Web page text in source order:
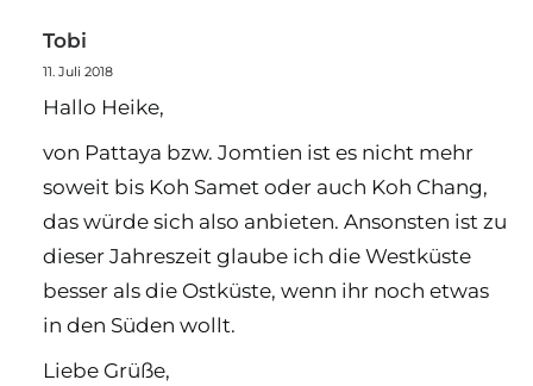
Tobi
11. Juli 2018
Hallo Heike,
von Pattaya bzw. Jomtien ist es nicht mehr
soweit bis Koh Samet oder auch Koh Chang,
das würde sich also anbieten. Ansonsten ist zu
dieser Jahreszeit glaube ich die Westküste
besser als die Ostküste, wenn ihr noch etwas
in den Süden wollt.
Liebe Grüße,